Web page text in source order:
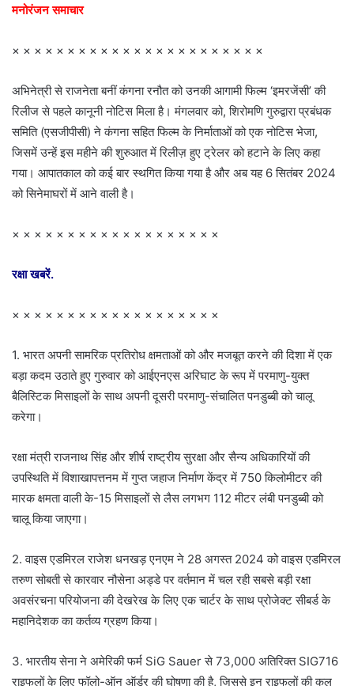
मनोरंजन समाचार
× × × × × × × × × × × × × × × × × × × × × × ×
अभिनेत्री से राजनेता बनीं कंगना रनौत को उनकी आगामी फिल्म ‘इमरजेंसी’ की
रिलीज से पहले कानूनी नोटिस मिला है। मंगलवार को, शिरोमणि गुरुद्वारा प्रबंधक
समिति (एसजीपीसी) ने कंगना सहित फिल्म के निर्माताओं को एक नोटिस भेजा,
जिसमें उन्हें इस महीने की शुरुआत में रिलीज़ हुए ट्रेलर को हटाने के लिए कहा
गया। आपातकाल को कई बार स्थगित किया गया है और अब यह 6 सितंबर 2024
को सिनेमाघरों में आने वाली है।
× × × × × × × × × × × × × × × × × × ×
रक्षा खबरें.
× × × × × × × × × × × × × × × × × × ×
1. भारत अपनी सामरिक प्रतिरोध क्षमताओं को और मजबूत करने की दिशा में एक
बड़ा कदम उठाते हुए गुरुवार को आईएनएस अरिघाट के रूप में परमाणु-युक्त
बैलिस्टिक मिसाइलों के साथ अपनी दूसरी परमाणु-संचालित पनडुब्बी को चालू
करेगा।
रक्षा मंत्री राजनाथ सिंह और शीर्ष राष्ट्रीय सुरक्षा और सैन्य अधिकारियों की
उपस्थिति में विशाखापत्तनम में गुप्त जहाज निर्माण केंद्र में 750 किलोमीटर की
मारक क्षमता वाली के-15 मिसाइलों से लैस लगभग 112 मीटर लंबी पनडुब्बी को
चालू किया जाएगा।
2. वाइस एडमिरल राजेश धनखड़ एनएम ने 28 अगस्त 2024 को वाइस एडमिरल
तरुण सोबती से कारवार नौसेना अड्डे पर वर्तमान में चल रही सबसे बड़ी रक्षा
अवसंरचना परियोजना की देखरेख के लिए एक चार्टर के साथ प्रोजेक्ट सीबर्ड के
महानिदेशक का कर्तव्य ग्रहण किया।
3. भारतीय सेना ने अमेरिकी फर्म SiG Sauer से 73,000 अतिरिक्त SIG716
राइफलों के लिए फॉलो-ऑन ऑर्डर की घोषणा की है, जिससे इन राइफलों की कुल